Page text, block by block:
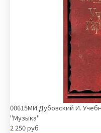
00615МИ Дубовский И.
"Музыка"
2 250 руб